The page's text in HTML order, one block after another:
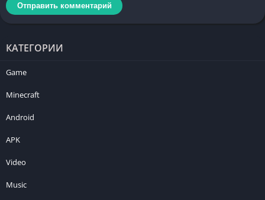
КАТЕГОРИИ
Game
Minecraft
Android
APK
Video
Music